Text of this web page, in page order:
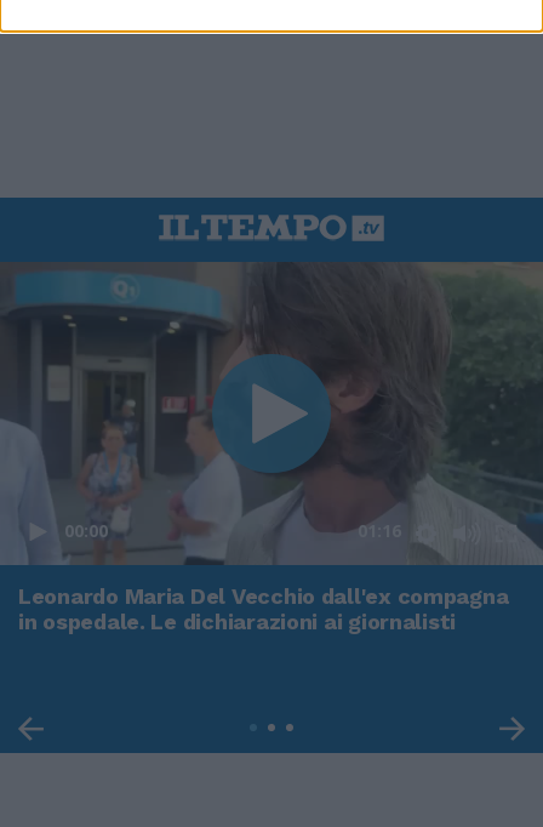
00:00 01:16
Leonardo Maria Del Vecchio dall'ex compagna
in ospedale. Le dichiarazioni ai giornalisti